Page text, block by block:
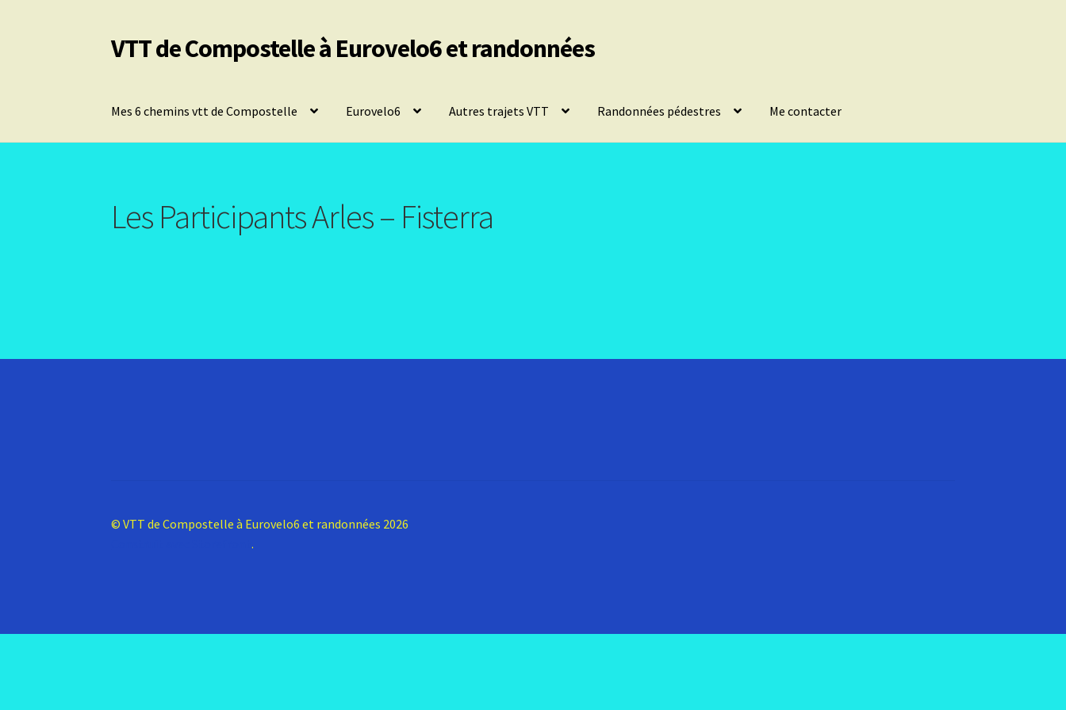
Aller
à
Aller
au
VTT de Compostelle à Eurovelo6 et randonnées
Mes 6 chemins vtt de Compostelle Eurovelo6 Autres trajets VTT Randonnées pédestres Me contacter
Les Participants Arles – Fisterra
© VTT de Compostelle à Eurovelo6 et randonnées 2026
Construit avec Storefront.